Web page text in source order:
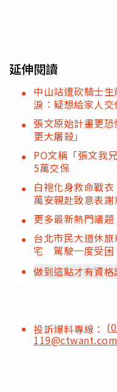
延伸閱讀
中山站遭砍騎士
淚：疑想給家人交
張文原始計畫更
更大屠殺」
PO文稱「張文我
5萬交保
白袍化身救命戰
萬安親赴致意表謝
更多最新熱門議
台北市民大道休
宅 駕駛一度受困
做到這點才有資格
投訴爆料專線：
119@ctwant.com